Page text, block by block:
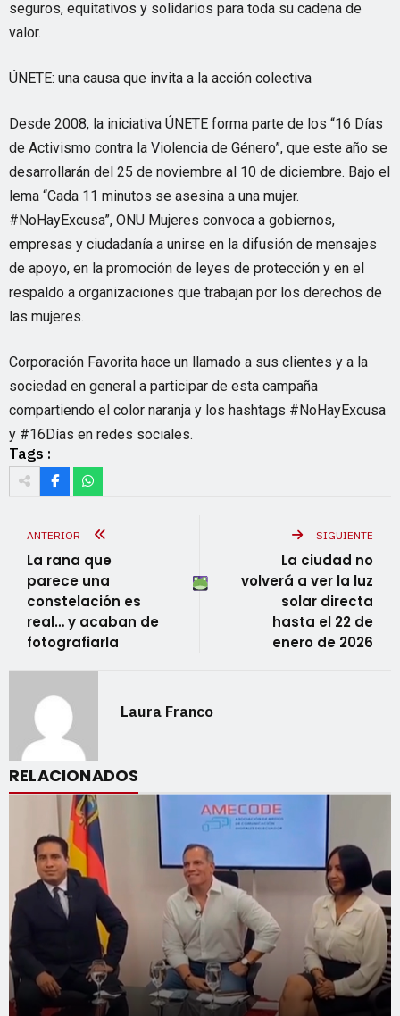
seguros, equitativos y solidarios para toda su cadena de
valor.
ÚNETE: una causa que invita a la acción colectiva
Desde 2008, la iniciativa ÚNETE forma parte de los “16 Días
de Activismo contra la Violencia de Género”, que este año se
desarrollarán del 25 de noviembre al 10 de diciembre. Bajo el
lema “Cada 11 minutos se asesina a una mujer.
#NoHayExcusa”, ONU Mujeres convoca a gobiernos,
empresas y ciudadanía a unirse en la difusión de mensajes
de apoyo, en la promoción de leyes de protección y en el
respaldo a organizaciones que trabajan por los derechos de
las mujeres.
Corporación Favorita hace un llamado a sus clientes y a la
sociedad en general a participar de esta campaña
compartiendo el color naranja y los hashtags #NoHayExcusa
y #16Días en redes sociales.
Tags :
ANTERIOR
La rana que
parece una
constelación es
real… y acaban de
fotografiarla
SIGUIENTE
La ciudad no
volverá a ver la luz
solar directa
hasta el 22 de
enero de 2026
Laura Franco
RELACIONADOS